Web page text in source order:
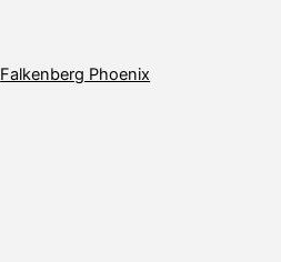
Falkenberg Phoenix